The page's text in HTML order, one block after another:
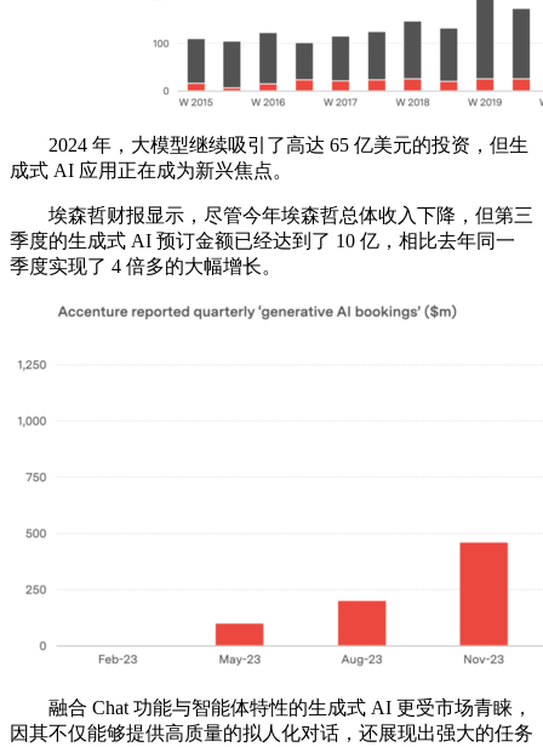
2024 年，大模型继续吸引了高达 65 亿美元的投资，但生
成式 AI 应用正在成为新兴焦点。
埃森哲财报显示，尽管今年埃森哲总体收入下降，但第三
季度的生成式 AI 预订金额已经达到了 10 亿，相比去年同一
季度实现了 4 倍多的大幅增长。
融合 Chat 功能与智能体特性的生成式 AI 更受市场青睐，
因其不仅能够提供高质量的拟人化对话，还展现出强大的任务